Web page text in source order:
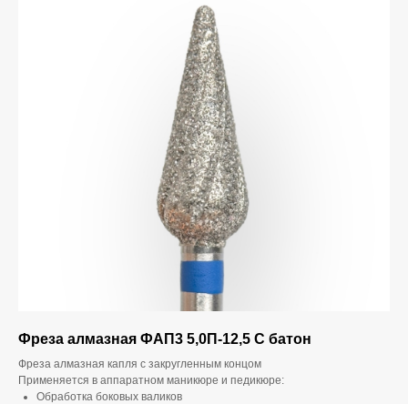
Фреза алмазная ФАП3 5,0П-12,5 С батон
Фреза алмазная капля с закругленным концом
Применяется в аппаратном маникюре и педикюре:
Обработка боковых валиков